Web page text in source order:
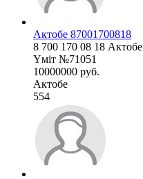
Актобе 87001700818
8 700 170 08 18 Актобе
Үміт №71051
10000000 руб.
Актобе
554